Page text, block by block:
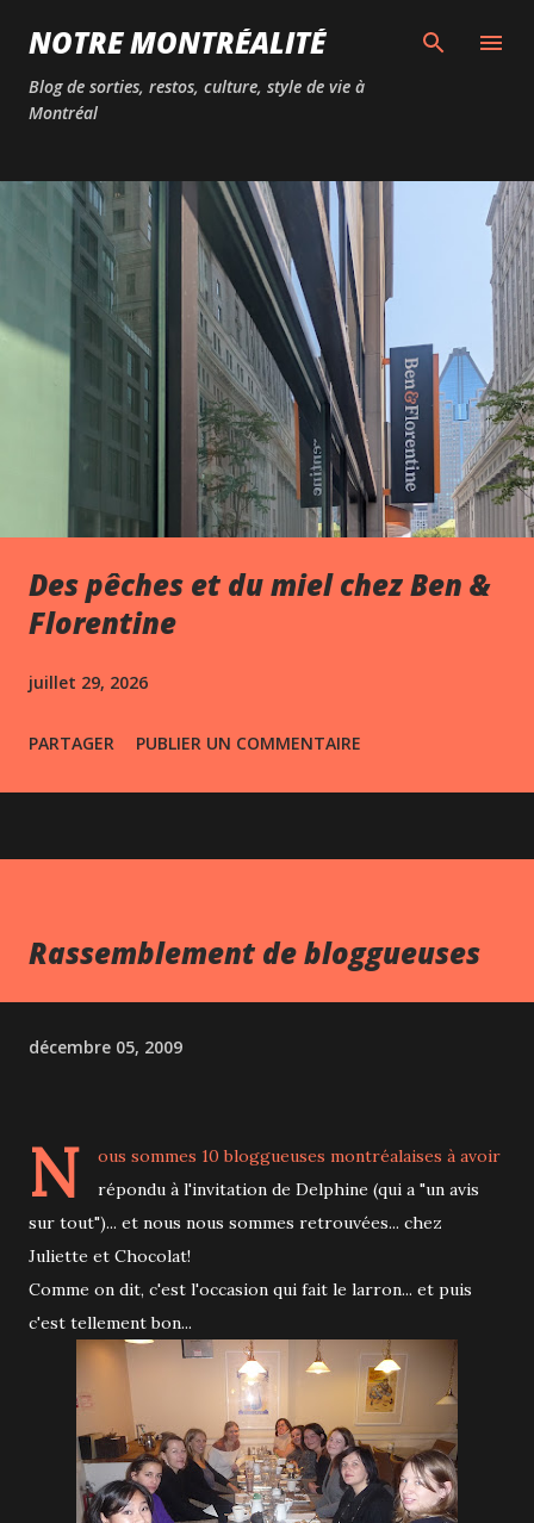
Passer au contenu principal
NOTRE MONTRÉALITÉ
Blog de sorties, restos, culture, style de vie à
Montréal
Des pêches et du miel chez Ben &
Florentine
juillet 29, 2026
PARTAGER PUBLIER UN COMMENTAIRE
Rassemblement de bloggueuses
décembre 05, 2009
N
ous sommes 10 bloggueuses montréalaises à avoir
répondu à l'invitation de Delphine (qui a "un avis
sur tout")... et nous nous sommes retrouvées... chez
Juliette et Chocolat!
Comme on dit, c'est l'occasion qui fait le larron... et puis
c'est tellement bon...